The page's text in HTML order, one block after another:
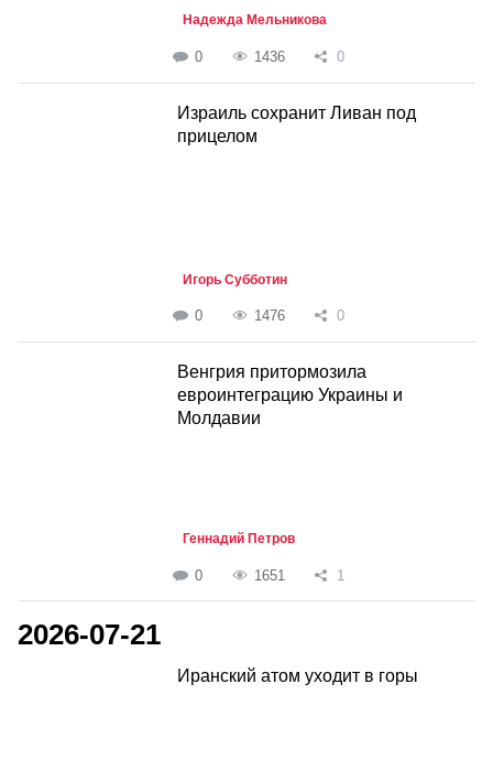
Надежда Мельникова
0 1436 0
Израиль сохранит Ливан под
прицелом
Игорь Субботин
0 1476 0
Венгрия притормозила
евроинтеграцию Украины и
Молдавии
Геннадий Петров
0 1651 1
2026-07-21
Иранский атом уходит в горы